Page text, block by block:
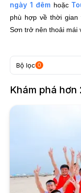
ngày 1 đêmhoặc
phù hợp về thời gian
Sơn trở nên thoải mái
Bộ lọc 0
Khám phá hơn